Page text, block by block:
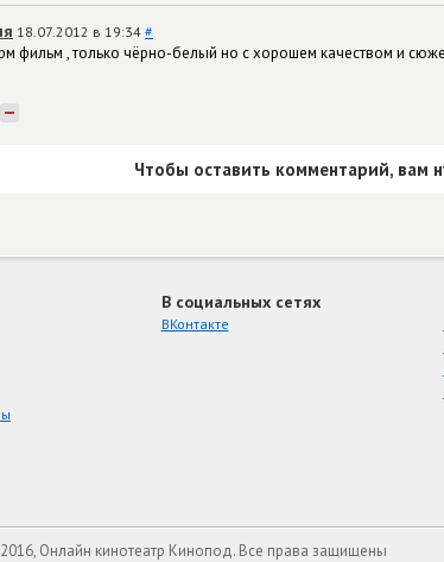
18.07.2012 в 19:34 #
фильм , только чёрно-белый но с хорошем качеством и
−
Чтобы оставить комментарий, вам
В социальных сетях
ВКонтакте
Онлайн кинотеатр Кинопод. Все права защищены